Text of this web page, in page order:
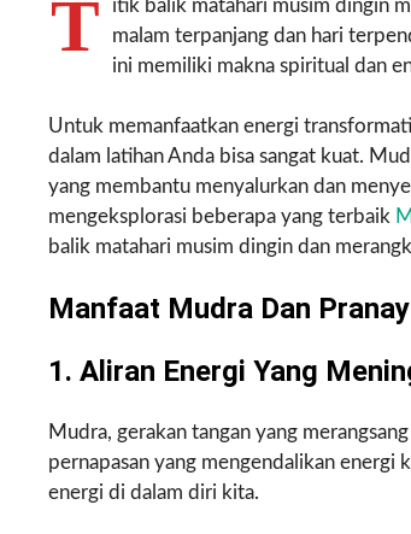
T
itik balik matahari musim dingin
malam terpanjang dan hari
ini memiliki makna spiritual dan
Untuk memanfaatkan energi
dalam latihan Anda bisa sangat kuat.
yang membantu menyalurkan dan
mengeksplorasi beberapa yang terbaik
balik matahari musim dingin dan
Manfaat Mudra Dan
1. Aliran Energi Yang
Mudra, gerakan tangan yang
pernapasan yang mengendalikan energi
energi di dalam diri kita.